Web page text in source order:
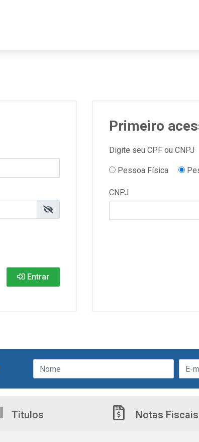
Entrar
Primeiro
Digite seu CPF ou CNPJ
Pessoa Física
CNPJ
Títulos Notas Fiscais